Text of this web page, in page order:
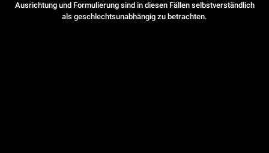
Ausrichtung und Formulierung sind in diesen Fällen selbstverständlich
als geschlechtsunabhängig zu betrachten.